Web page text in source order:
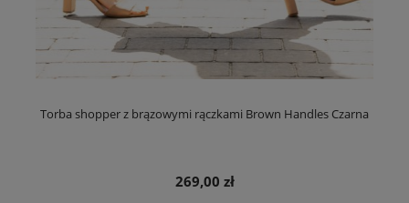
Torba shopper z brązowymi rączkami Brown Handles Czarna
269,00 zł